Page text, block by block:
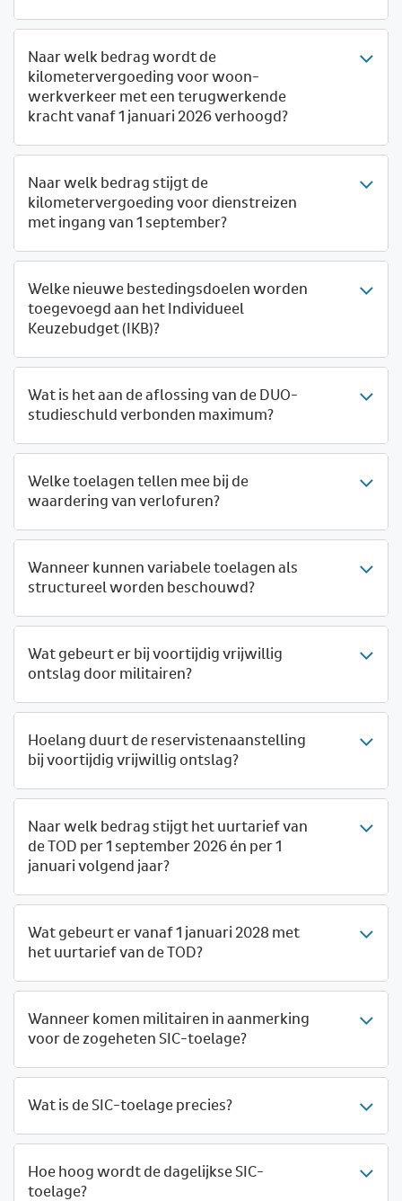
Naar welk bedrag wordt de
kilometervergoeding voor woon-
werkverkeer met een terugwerkende
kracht vanaf 1 januari 2026 verhoogd?
Naar welk bedrag stijgt de
kilometervergoeding voor dienstreizen
met ingang van 1 september?
Welke nieuwe bestedingsdoelen worden
toegevoegd aan het Individueel
Keuzebudget (IKB)?
Wat is het aan de aflossing van de DUO-
studieschuld verbonden maximum?
Welke toelagen tellen mee bij de
waardering van verlofuren?
Wanneer kunnen variabele toelagen als
structureel worden beschouwd?
Wat gebeurt er bij voortijdig vrijwillig
ontslag door militairen?
Hoelang duurt de reservistenaanstelling
bij voortijdig vrijwillig ontslag?
Naar welk bedrag stijgt het uurtarief van
de TOD per 1 september 2026 én per 1
januari volgend jaar?
Wat gebeurt er vanaf 1 januari 2028 met
het uurtarief van de TOD?
Wanneer komen militairen in aanmerking
voor de zogeheten SIC-toelage?
Wat is de SIC-toelage precies?
Hoe hoog wordt de dagelijkse SIC-
toelage?